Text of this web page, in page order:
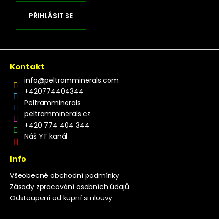
PŘIHLÁSIT SE
Kontakt
info@peltramminerals.com
+420774404344
Peltramminerals
peltramminerals.cz
+420 774 404 344
Náš YT kanál
Info
Všeobecné obchodní podmínky
Zásady zpracování osobních údajů
Odstoupení od kupní smlouvy